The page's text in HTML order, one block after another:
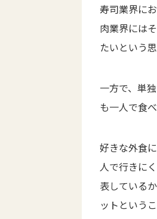
寿司業界に
肉業界には
たいという
一方で、単
も一人で食
好きな外食
人で行きに
表している
ットというこ